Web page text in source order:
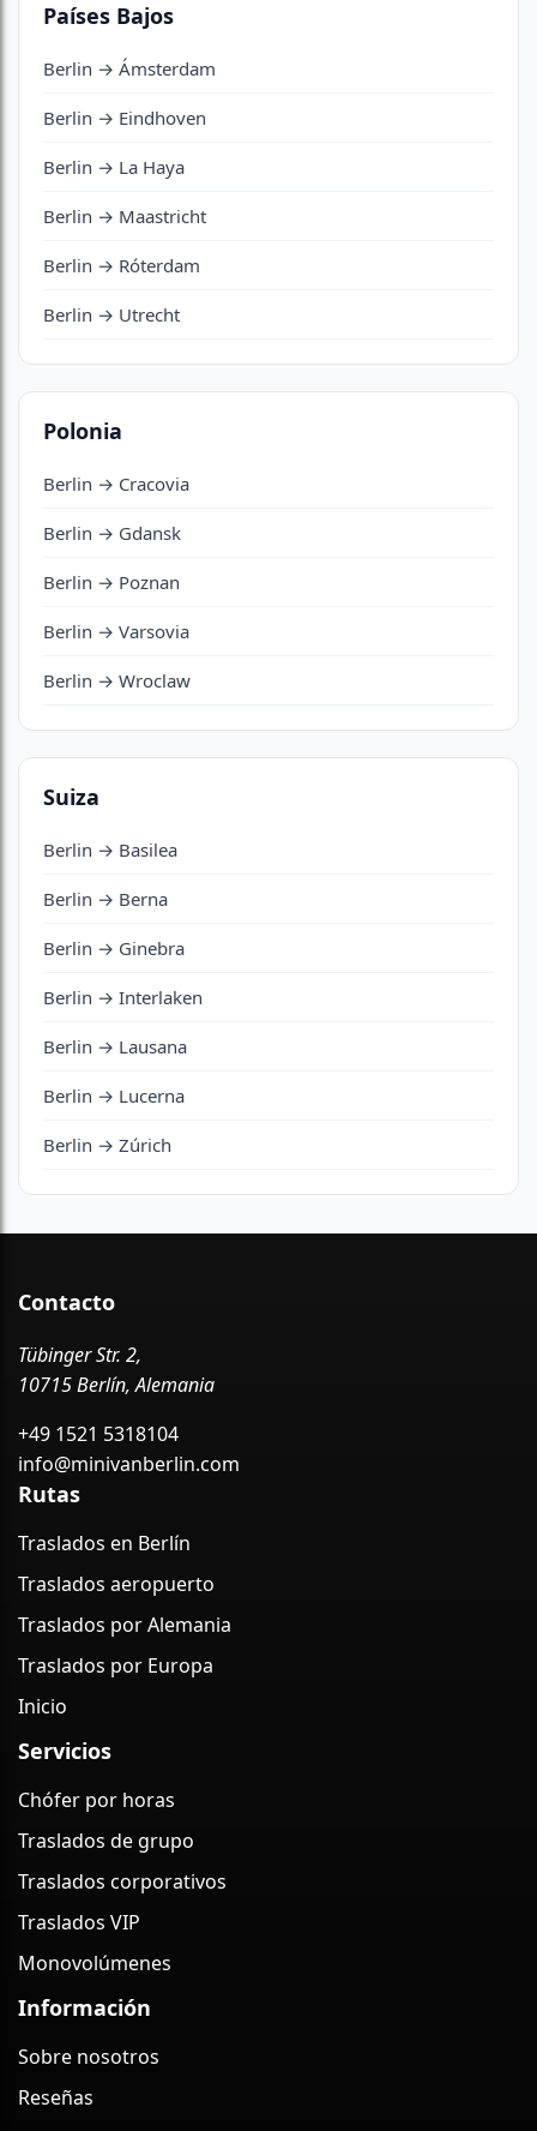
Países Bajos
Berlin → Ámsterdam
Berlin → Eindhoven
Berlin → La Haya
Berlin → Maastricht
Berlin → Róterdam
Berlin → Utrecht
Polonia
Berlin → Cracovia
Berlin → Gdansk
Berlin → Poznan
Berlin → Varsovia
Berlin → Wroclaw
Suiza
Berlin → Basilea
Berlin → Berna
Berlin → Ginebra
Berlin → Interlaken
Berlin → Lausana
Berlin → Lucerna
Berlin → Zúrich
Contacto
Tübinger Str. 2,
10715 Berlín, Alemania
+49 1521 5318104
info@minivanberlin.com
Rutas
Traslados en Berlín
Traslados aeropuerto
Traslados por Alemania
Traslados por Europa
Inicio
Servicios
Chófer por horas
Traslados de grupo
Traslados corporativos
Traslados VIP
Monovolúmenes
Información
Sobre nosotros
Reseñas